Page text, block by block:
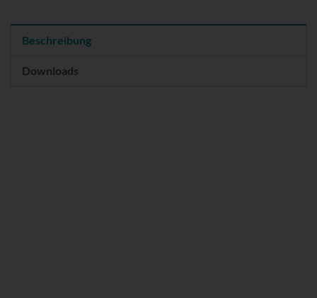
Beschreibung
Downloads